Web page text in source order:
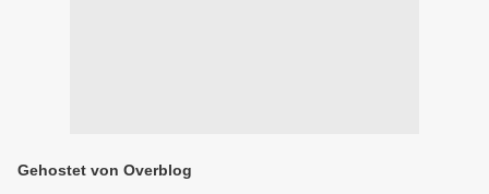
Gehostet von Overblog